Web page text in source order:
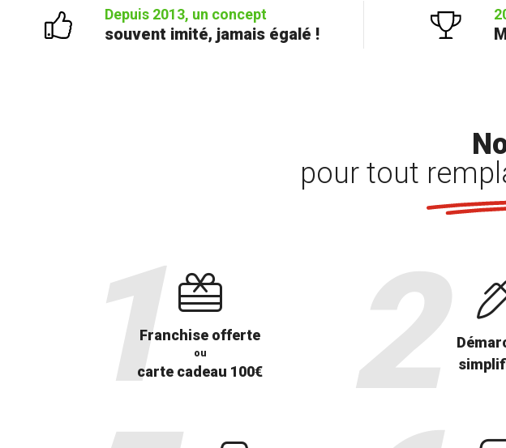
Depuis 2013, un concept
souvent imité, jamais égalé !
pour tout
Franchise offerte
ou
carte cadeau 100€